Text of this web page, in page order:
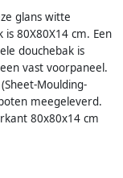
glans witte
80X80X14 cm. Een
douchebak is
vast voorpaneel.
Moulding-
meegeleverd.
80x80x14 cm